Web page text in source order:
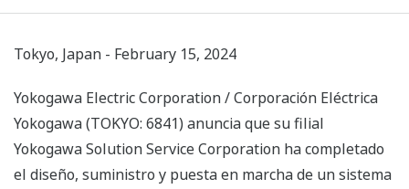
Tokyo, Japan - February 15, 2024
Yokogawa Electric Corporation / Corporación Eléctrica
Yokogawa (TOKYO: 6841) anuncia que su filial
Yokogawa Solution Service Corporation ha completado
el diseño, suministro y puesta en marcha de un sistema